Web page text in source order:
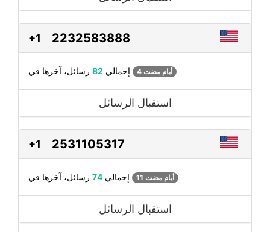
+1 2232583888
إجمالي 82 4 أيام مضت
استقبال الرسائل
+1 2531105317
إجمالي 74 11 أيام مضت
استقبال الرسائل